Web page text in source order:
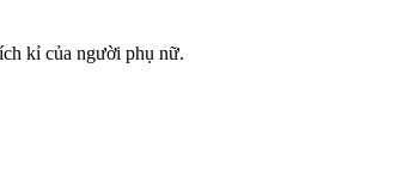
kỉ của người phụ nữ.